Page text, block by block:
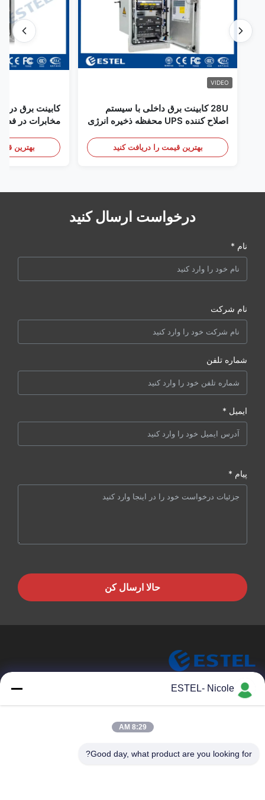
VIDEO
28U کابینت برق داخلی با سیستم
اصلاح کننده UPS محفظه ذخیره انرژی
بهترین قیمت را دریافت کنید
کابینت برق در
مخابرات در
بهترین
درخواست ارسال کنید
نام *
نام شرکت
شماره تلفن
ایمیل *
پیام *
حالا ارسال کن
ESTEL (GUANGDONG) TECHNOLOGY CO., LTD.
خونه
جدید
ESTEL- Nicole
8:29 AM
Good day, what product are you looking for?